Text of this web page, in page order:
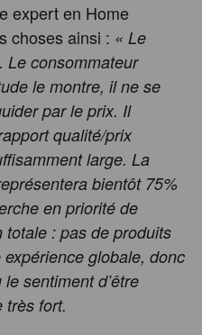
expert en Home
choses ainsi : « Le
Le consommateur
le montre, il ne se
par le prix. Il
qualité/prix
large. La
bientôt 75%
en priorité de
totale : pas de produits
globale, donc
sentiment d’être
très fort.